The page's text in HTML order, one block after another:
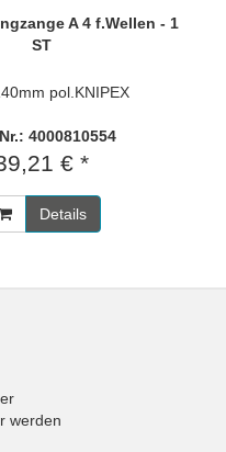
A 4 f.Wellen - 1
ST
pol.KNIPEX
4000810554
€ *
Details
werden